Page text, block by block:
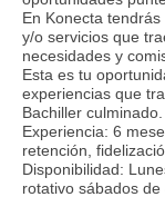
En Konecta
y/o servicios que
necesidades y
Esta es tu
experiencias que
Bachiller culminado.
Experiencia: 6
retención,
Disponibilidad:
rotativo sábados